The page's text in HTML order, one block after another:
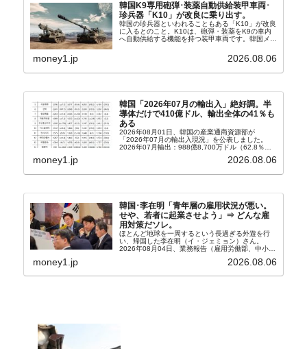
韓国K9専用砲弾･装薬自動供給装甲車両･
珍兵器「K10」が改良に乗り出す。
韓国の珍兵器といわれることもある「K10」が改良
に入るとのこと。K10は、砲弾・装薬をK9の車内
へ自動供給する機能を持つ装甲車両です。韓国メデ
から以下に一部を引きます。2005年に初めて...
money1.jp 2026.08.06
韓国「2026年07月の輸出入」絶好調。半
導体だけで410億ドル、輸出全体の41％も
ある
2026年08月01日、韓国の産業通商資源部が
「2026年07月の輸出入現況」を公表しました。
2026年07月輸出：988億8,700万ドル（62.8％）
money1.jp 2026.08.06
韓国･李在明「青年層の雇用状況が悪い。
せや、若者に起業させよう」⇒ どんな雇
用対策だソレ。
ほとんど地球を一周するという長過ぎる外遊を行
い、帰国した李在明（イ・ジェミョン）さん。
2026年08月04日、業務報告（雇用労働部、中小ベ
上、韓国大統領に成りおおせた李在明（イ・ジェミ
money1.jp 2026.08.06